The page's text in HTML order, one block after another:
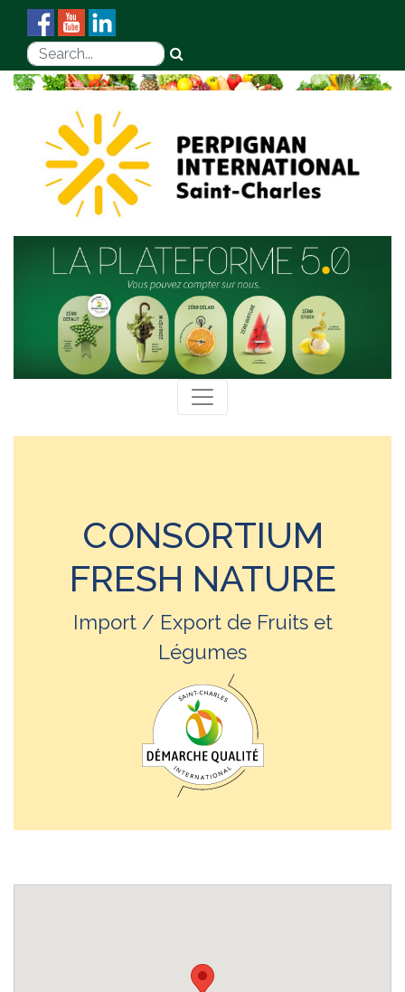
CONSORTIUM
FRESH NATURE
Import / Export de Fruits et
Légumes